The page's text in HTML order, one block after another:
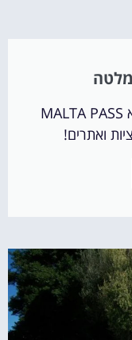
כרטיס סיטי פאס של מלטה הנקרא MALTA PASS
ואתרים!